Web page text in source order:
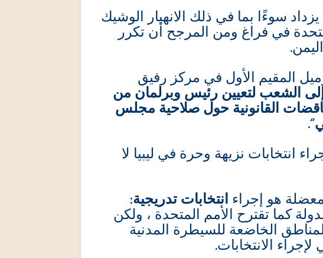
سوءًا بما في ذلك الانهيار الوشيك
في فراغ ومن المرجح أن تكرر
المقيم الأول في مركز رفيق
الشعب لتعيين رئيس وبرلمان من
القانونية حول صلاحية مجلس
“.
انتخابات نزيهة وحرة في ليبيا لا
هو إجراء انتخابات تدريجية:
كما تقترح الأمم المتحدة ، ولكن
الخاضعة للسيطرة المدنية
الانتخابات.